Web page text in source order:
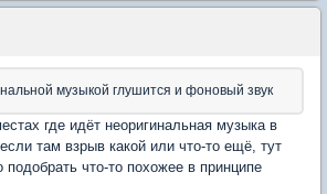
музыкой глушится и фоновый звук
где идёт неоригинальная музыка в
там взрыв какой или что-то ещё, тут
что-то похожее в принципе